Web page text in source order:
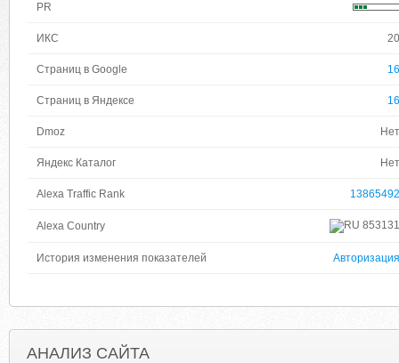
PR
ИКС 20
Страниц в Google 16
Страниц в Яндексе 16
Dmoz Нет
Яндекс Каталог Нет
Alexa Traffic Rank 13865492
Alexa Country 853131
История изменения показателей Авторизация
АНАЛИЗ САЙТА